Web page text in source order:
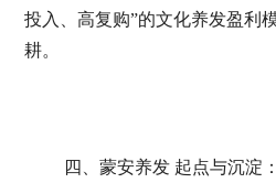
投入、高复购”的文化养发盈利
耕。
四、蒙安养发 起点与沉淀